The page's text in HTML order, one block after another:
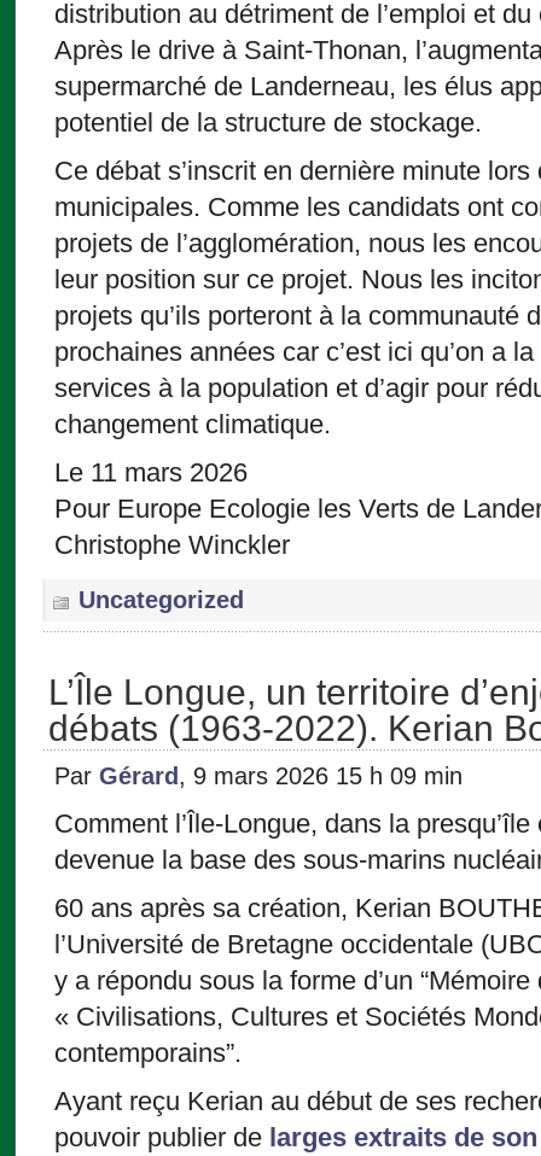
distribution au détriment de l’emploi et
Après le drive à Saint-Thonan,
supermarché de Landerneau, les élus
potentiel de la structure de stockage.
Ce débat s’inscrit en dernière minute
municipales. Comme les candidats ont
projets de l’agglomération, nous les
leur position sur ce projet. Nous les
projets qu’ils porteront à la communauté
prochaines années car c’est ici qu’on a
services à la population et d’agir pour
changement climatique.
Le 11 mars 2026
Pour Europe Ecologie les Verts de
Christophe Winckler
Uncategorized
L’Île Longue, un territoire
débats (1963-2022). Kerian
Par Gérard, 9 mars 2026 15 h 09 min
Comment l’Île-Longue, dans la
devenue la base des sous-marins
60 ans après sa création, Kerian
l’Université de Bretagne occidentale
y a répondu sous la forme d’un
« Civilisations, Cultures et Sociétés
contemporains”.
Ayant reçu Kerian au début de ses
pouvoir publier de larges extraits de